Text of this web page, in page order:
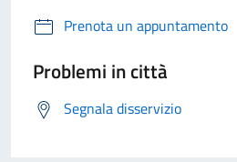
Prenota un appuntamento
Problemi in città
Segnala disservizio